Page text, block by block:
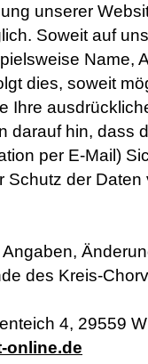
unserer
Soweit auf
Name,
dies, soweit
Ihre
darauf hin, dass
per E-Mail)
der Daten
des Kreis-
4, 29559
online.de